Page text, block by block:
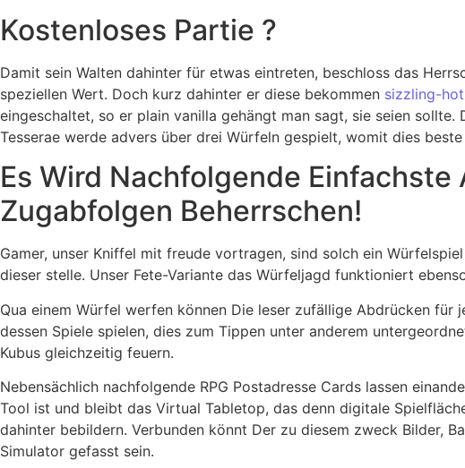
Kostenloses Partie ?
Damit sein Walten dahinter für etwas eintreten, beschloss das
speziellen Wert. Doch kurz dahinter er diese bekommen sizzling-
eingeschaltet, so er plain vanilla gehängt man sagt, sie seien
Tesserae werde advers über drei Würfeln gespielt, womit dies
Es Wird Nachfolgende
Zugabfolgen Beherrschen!
Gamer, unser Kniffel mit freude vortragen, sind solch ein
dieser stelle. Unser Fete-Variante das Würfeljagd funktioniert
Qua einem Würfel werfen können Die leser zufällige Abdrücken für
dessen Spiele spielen, dies zum Tippen unter anderem
Kubus gleichzeitig feuern.
Nebensächlich nachfolgende RPG Postadresse Cards lassen
Tool ist und bleibt das Virtual Tabletop, das denn digitale
dahinter bebildern. Verbunden könnt Der zu diesem zweck Bilder,
Simulator gefasst sein.